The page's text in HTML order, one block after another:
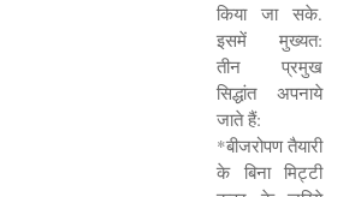
किया जा सके.
इसमें मुख्यत:
तीन प्रमुख
सिद्धांत अपनाये
जाते हैं:
*बीजरोपण तैयारी
के बिना मिट्टी